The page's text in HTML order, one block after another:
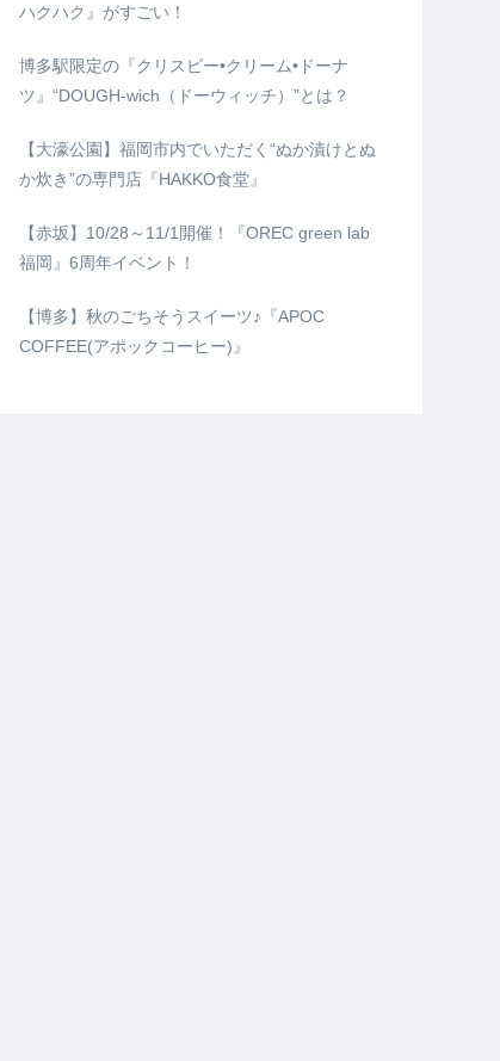
ハクハク』がすごい！
博多駅限定の『クリスピー•クリーム•ドーナ
ツ』“DOUGH-wich（ドーウィッチ）”とは？
【大濠公園】福岡市内でいただく“ぬか漬けとぬ
か炊き”の専門店『HAKKO食堂』
【赤坂】10/28～11/1開催！『OREC green lab
福岡』6周年イベント！
【博多】秋のごちそうスイーツ♪『APOC
COFFEE(アポックコーヒー)』